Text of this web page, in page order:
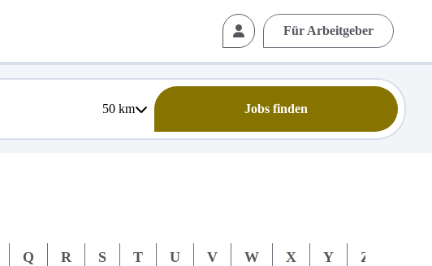
Für Arbeitgeber
50km Jobs finden
Q R S T U V W X Y Z